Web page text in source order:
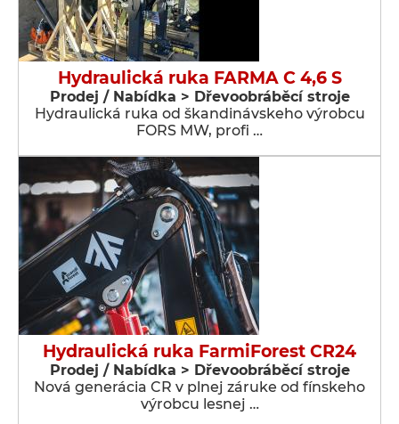
Hydraulická ruka FARMA C 4,6 S
Prodej / Nabídka > Dřevoobráběcí stroje
Hydraulická ruka od škandinávskeho výrobcu
FORS MW, profi …
Hydraulická ruka FarmiForest CR24
Prodej / Nabídka > Dřevoobráběcí stroje
Nová generácia CR v plnej záruke od fínskeho
výrobcu lesnej …